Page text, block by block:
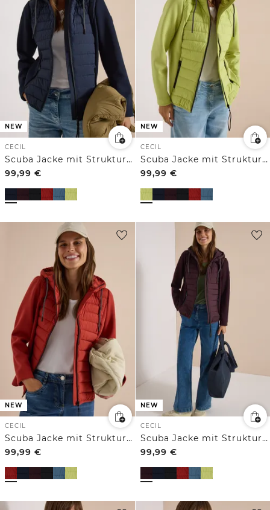
NEW
CECIL
Scuba Jacke mit Strukturmix und Kapuze
99,99 €
NEW
CECIL
Scuba Jacke mit Strukturmix und Kapuze
99,99 €
NEW
CECIL
Scuba Jacke mit Strukturmix und Kapuze
99,99 €
NEW
CECIL
Scuba Jacke mit Strukturmix und Kapuze
99,99 €